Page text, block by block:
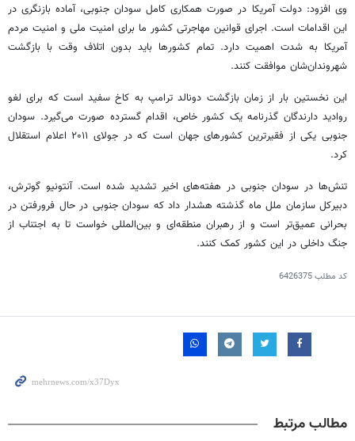
وی افزود: دولت آمریکا در صورت همکاری کامل سودان جنوبی، آماده بازنگری در
این اقدامات است. اجرای قوانین مهاجرتی کشور ما برای امنیت ملی و امنیت مردم
آمریکا به شدت اهمیت دارد. تمام کشورها باید بدون اتلاف وقت با بازگشت
شهروندان‌شان موافقت کنند.
این نخستین بار از زمان بازگشت دونالد ترامپ به کاخ سفید است که برای لغو
روادید دارندگان گذرنامه یک کشور خاص، اقدام گسترده صورت می‌گیرد. سودان
جنوبی یکی از فقیرترین کشورهای جهان است که در جولای ۲۰۱۱ اعلام استقلال
کرد.
تنش‌ها در سودان جنوبی در هفته‌های اخیر تشدید شده است. آنتونیو گوترش،
دبیرکل سازمان ملل ماه گذشته هشدار داد که سودان جنوبی در حال فرورفتن در
بحرانی عمیق‌تر است و از رهبران منطقه‌ای و بین‌المللی خواست تا به اجتناب از
جنگ داخلی در این کشور کمک کنند.
کد مطلب6426375
مطالب مرتبط